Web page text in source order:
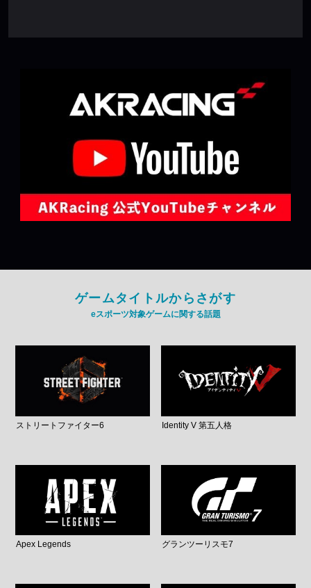
ゲームタイトルからさがす
eスポーツ対象ゲームに関する話題
ストリートファイター6 Identity V 第五人格
Apex Legends グランツーリスモ7